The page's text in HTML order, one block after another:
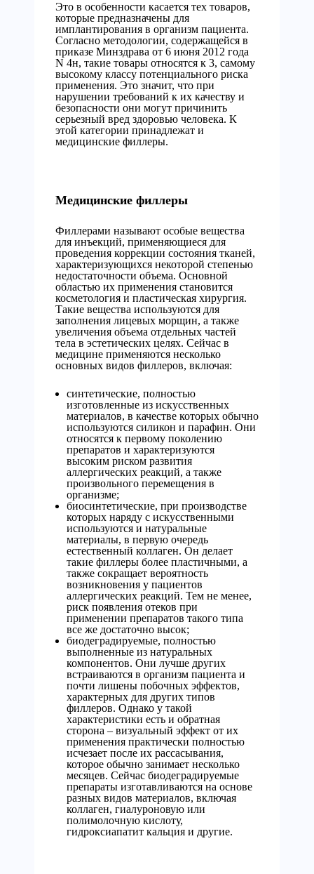
Это в особенности касается тех товаров,
которые предназначены для
имплантирования в организм пациента.
Согласно методологии, содержащейся в
приказе Минздрава от 6 июня 2012 года
N 4н, такие товары относятся к 3, самому
высокому классу потенциального риска
применения. Это значит, что при
нарушении требований к их качеству и
безопасности они могут причинить
серьезный вред здоровью человека. К
этой категории принадлежат и
медицинские филлеры.
Медицинские филлеры
Филлерами называют особые вещества
для инъекций, применяющиеся для
проведения коррекции состояния тканей,
характеризующихся некоторой степенью
недостаточности объема. Основной
областью их применения становится
косметология и пластическая хирургия.
Такие вещества используются для
заполнения лицевых морщин, а также
увеличения объема отдельных частей
тела в эстетических целях. Сейчас в
медицине применяются несколько
основных видов филлеров, включая:
синтетические, полностью
изготовленные из искусственных
материалов, в качестве которых обычно
используются силикон и парафин. Они
относятся к первому поколению
препаратов и характеризуются
высоким риском развития
аллергических реакций, а также
произвольного перемещения в
организме;
биосинтетические, при производстве
которых наряду с искусственными
используются и натуральные
материалы, в первую очередь
естественный коллаген. Он делает
такие филлеры более пластичными, а
также сокращает вероятность
возникновения у пациентов
аллергических реакций. Тем не менее,
риск появления отеков при
применении препаратов такого типа
все же достаточно высок;
биодеградируемые, полностью
выполненные из натуральных
компонентов. Они лучше других
встраиваются в организм пациента и
почти лишены побочных эффектов,
характерных для других типов
филлеров. Однако у такой
характеристики есть и обратная
сторона – визуальный эффект от их
применения практически полностью
исчезает после их рассасывания,
которое обычно занимает несколько
месяцев. Сейчас биодеградируемые
препараты изготавливаются на основе
разных видов материалов, включая
коллаген, гиалуроновую или
полимолочную кислоту,
гидроксиапатит кальция и другие.